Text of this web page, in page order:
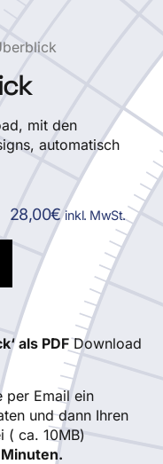
mit den
automatisch
28,00€ inkl. MwSt.
als PDFDownload
per Email ein
und dann Ihren
( ca. 10MB)